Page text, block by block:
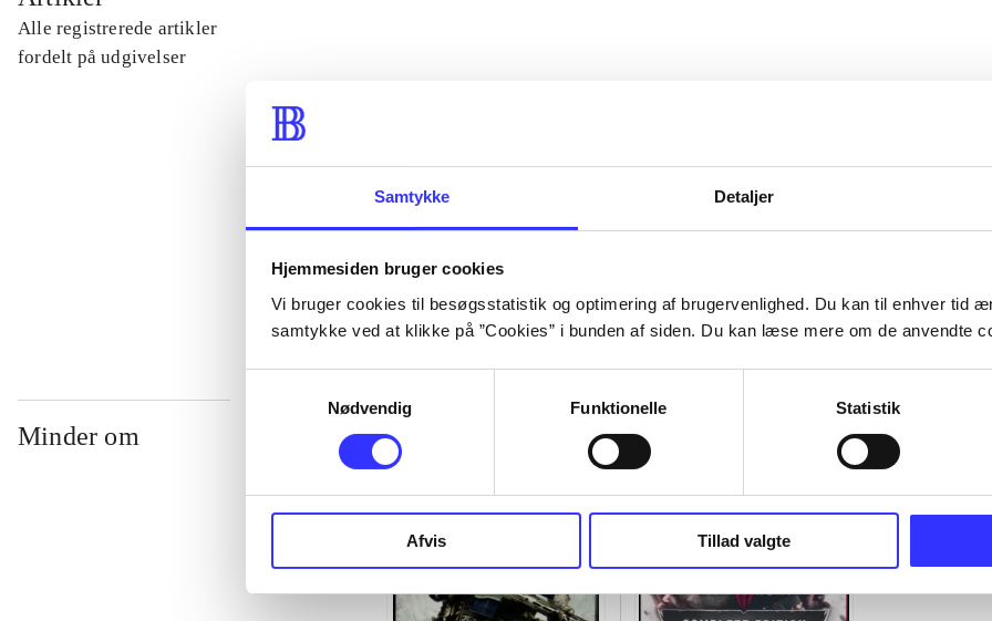
Samtykke Detaljer
Hjemmesiden bruger cookies
Vi bruger cookies til besøgsstatistik og optimering af brugervenlighed. Du kan til enhver tid
samtykke ved at klikke på ”Cookies” i bunden af siden. Du kan læse mere om de anvendte
Nødvendig
Funktionelle Statistik
Afvis Tillad valgte
Alle registrerede artikler
fordelt på udgivelser
...
...
Minder om